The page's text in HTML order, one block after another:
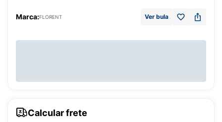
Marca:FLORENT Ver bula
Calcular frete